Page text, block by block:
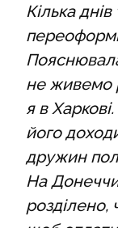
Кілька
не живемо
я в
його
дружин
На
розділено,